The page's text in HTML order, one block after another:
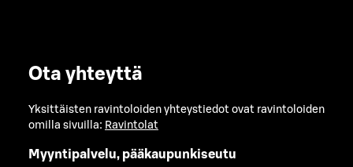
Ota yhteyttä
Yksittäisten ravintoloiden yhteystiedot ovat ravintoloiden
omilla sivuilla: Ravintolat
Myyntipalvelu, pääkaupunkiseutu